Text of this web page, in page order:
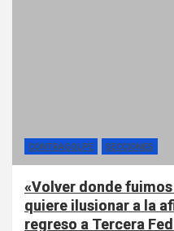
CONTRAGOLPE SECCIONES
«Volver donde
quiere ilusionar a la
regreso a Tercera